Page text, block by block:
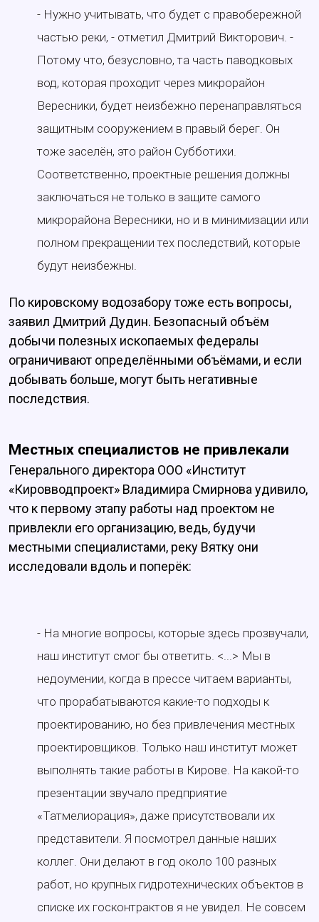
- Нужно учитывать, что будет с правобережной
частью реки, - отметил Дмитрий Викторович. -
Потому что, безусловно, та часть паводковых
вод, которая проходит через микрорайон
Вересники, будет неизбежно перенаправляться
защитным сооружением в правый берег. Он
тоже заселён, это район Субботихи.
Соответственно, проектные решения должны
заключаться не только в защите самого
микрорайона Вересники, но и в минимизации или
полном прекращении тех последствий, которые
будут неизбежны.
По кировскому водозабору тоже есть вопросы,
заявил Дмитрий Дудин. Безопасный объём
добычи полезных ископаемых федералы
ограничивают определёнными объёмами, и если
добывать больше, могут быть негативные
последствия.
Местных специалистов не привлекали
Генерального директора ООО «Институт
«Кировводпроект» Владимира Смирнова удивило,
что к первому этапу работы над проектом не
привлекли его организацию, ведь, будучи
местными специалистами, реку Вятку они
исследовали вдоль и поперёк:
- На многие вопросы, которые здесь прозвучали,
наш институт смог бы ответить. <...> Мы в
недоумении, когда в прессе читаем варианты,
что прорабатываются какие-то подходы к
проектированию, но без привлечения местных
проектировщиков. Только наш институт может
выполнять такие работы в Кирове. На какой-то
презентации звучало предприятие
«Татмелиорация», даже присутствовали их
представители. Я посмотрел данные наших
коллег. Они делают в год около 100 разных
работ, но крупных гидротехнических объектов в
списке их госконтрактов я не увидел. Не совсем